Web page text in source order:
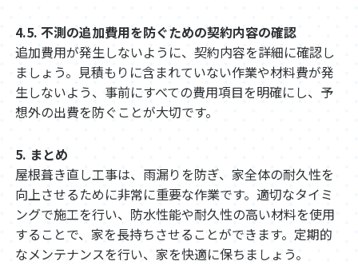
4.5. 不測の追加費用を防ぐための契約内容の確認
追加費用が発生しないように、契約内容を詳細に確認し
ましょう。見積もりに含まれていない作業や材料費が発
生しないよう、事前にすべての費用項目を明確にし、予
想外の出費を防ぐことが大切です。
5. まとめ
屋根葺き直し工事は、雨漏りを防ぎ、家全体の耐久性を
向上させるために非常に重要な作業です。適切なタイミ
ングで施工を行い、防水性能や耐久性の高い材料を使用
することで、家を長持ちさせることができます。定期的
なメンテナンスを行い、家を快適に保ちましょう。